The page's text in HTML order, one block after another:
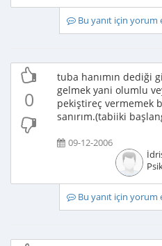
Bu yanıt için yorum
0
tuba hanımın dediği
gelmek yani olumlu
pekiştireç vermemek
sanırım.(tabiiki
09-12-2006
Bu yanıt için yorum